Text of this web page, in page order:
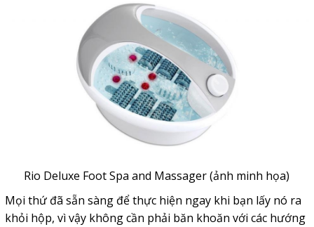
Rio Deluxe Foot Spa and Massager (ảnh minh họa)
Mọi thứ đã sẵn sàng để thực hiện ngay khi bạn lấy nó ra
khỏi hộp, vì vậy không cần phải băn khoăn với các hướng